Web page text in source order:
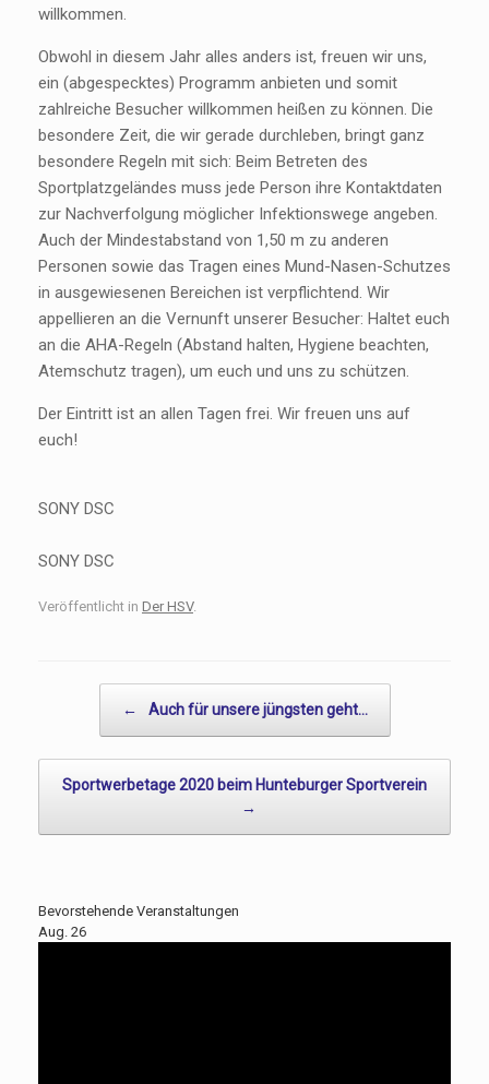
willkommen.
Obwohl in diesem Jahr alles anders ist, freuen wir uns,
ein (abgespecktes) Programm anbieten und somit
zahlreiche Besucher willkommen heißen zu können. Die
besondere Zeit, die wir gerade durchleben, bringt ganz
besondere Regeln mit sich: Beim Betreten des
Sportplatzgeländes muss jede Person ihre Kontaktdaten
zur Nachverfolgung möglicher Infektionswege angeben.
Auch der Mindestabstand von 1,50 m zu anderen
Personen sowie das Tragen eines Mund-Nasen-Schutzes
in ausgewiesenen Bereichen ist verpflichtend. Wir
appellieren an die Vernunft unserer Besucher: Haltet euch
an die AHA-Regeln (Abstand halten, Hygiene beachten,
Atemschutz tragen), um euch und uns zu schützen.
Der Eintritt ist an allen Tagen frei. Wir freuen uns auf
euch!
SONY DSC
SONY DSC
Veröffentlicht in Der HSV.
← Auch für unsere jüngsten geht…
Sportwerbetage 2020 beim Hunteburger Sportverein
→
Bevorstehende Veranstaltungen
Aug. 26